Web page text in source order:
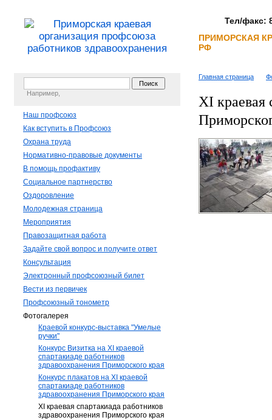
Тел/факс:
ПРИМОРСКАЯ
РФ
Например,
Наш профсоюз
Как вступить в Профсоюз
Охрана труда
Нормативно-правовые документы
В помощь профактиву
Социальное партнерство
Оздоровление
Молодежная страница
Мероприятия
Правозащитная работа
Задайте свой вопрос и получите ответ
Консультация
Электронный профсоюзный билет
Вести из первичек
Профсоюзный тонометр
Фотогалерея
Краевой конкурс-выставка "Умелые
ручки"
Конкурс Визитка на XI краевой
спартакиаде работников
здравоохранения Приморского края
Конкурс плакатов на XI краевой
спартакиаде работников
здравоохранения Приморского края
XI краевая спартакиада работников
здравоохранения Приморского края
Главная страница
XI краевая